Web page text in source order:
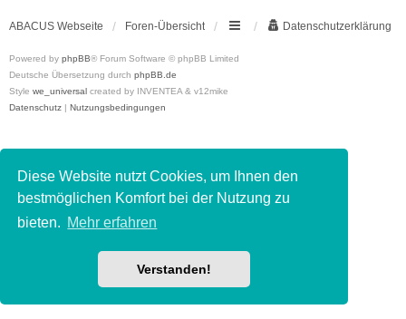
Diese Website nutzt Cookies, um Ihnen den
bestmöglichen Komfort bei der Nutzung zu
bieten. Mehr erfahren
Verstanden!
ABACUS Webseite Foren-Übersicht Datenschutzerklärung
Powered by phpBB® Forum Software © phpBB Limited
Deutsche Übersetzung durch phpBB.de
Style we_universal created by INVENTEA & v12mike
Datenschutz | Nutzungsbedingungen